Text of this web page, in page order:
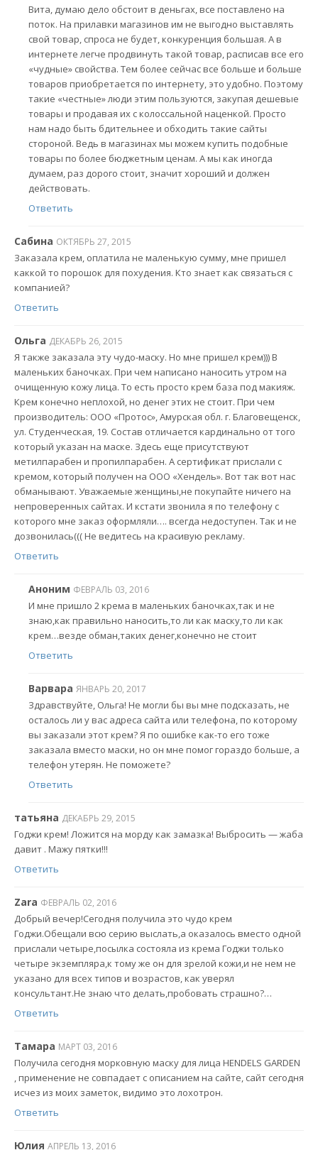
Вита, думаю дело обстоит в деньгах, все поставлено на
поток. На прилавки магазинов им не выгодно выставлять
свой товар, спроса не будет, конкуренция большая. А в
интернете легче продвинуть такой товар, расписав все его
«чудные» свойства. Тем более сейчас все больше и больше
товаров приобретается по интернету, это удобно. Поэтому
такие «честные» люди этим пользуются, закупая дешевые
товары и продавая их с колоссальной наценкой. Просто
нам надо быть бдительнее и обходить такие сайты
стороной. Ведь в магазинах мы можем купить подобные
товары по более бюджетным ценам. А мы как иногда
думаем, раз дорого стоит, значит хороший и должен
действовать.
Ответить
Сабина ОКТЯБРЬ 27, 2015
Заказала крем, оплатила не маленькую сумму, мне пришел
каккой то порошок для похудения. Кто знает как связаться с
компанией?
Ответить
Ольга ДЕКАБРЬ 26, 2015
Я также заказала эту чудо-маску. Но мне пришел крем))) В
маленьких баночках. При чем написано наносить утром на
очищенную кожу лица. То есть просто крем база под макияж.
Крем конечно неплохой, но денег этих не стоит. При чем
производитель: ООО «Протос», Амурская обл. г. Благовещенск,
ул. Студенческая, 19. Состав отличается кардинально от того
который указан на маске. Здесь еще присутствуют
метилпарабен и пропилпарабен. А сертификат прислали с
кремом, который получен на ООО «Хендель». Вот так вот нас
обманывают. Уважаемые женщины,не покупайте ничего на
непроверенных сайтах. И кстати звонила я по телефону с
которого мне заказ оформляли…. всегда недоступен. Так и не
дозвонилась((( Не ведитесь на красивую рекламу.
Ответить
Аноним ФЕВРАЛЬ 03, 2016
И мне пришло 2 крема в маленьких баночках,так и не
знаю,как правильно наносить,то ли как маску,то ли как
крем…везде обман,таких денег,конечно не стоит
Ответить
Варвара ЯНВАРЬ 20, 2017
Здравствуйте, Ольга! Не могли бы вы мне подсказать, не
осталось ли у вас адреса сайта или телефона, по которому
вы заказали этот крем? Я по ошибке как-то его тоже
заказала вместо маски, но он мне помог гораздо больше, а
телефон утерян. Не поможете?
Ответить
татьяна ДЕКАБРЬ 29, 2015
Годжи крем! Ложится на морду как замазка! Выбросить — жаба
давит . Мажу пятки!!!
Ответить
Zara ФЕВРАЛЬ 02, 2016
Добрый вечер!Сегодня получила это чудо крем
Годжи.Обещали всю серию выслать,а оказалось вместо одной
прислали четыре,посылка состояла из крема Годжи только
четыре экземпляра,к тому же он для зрелой кожи,и не нем не
указано для всех типов и возрастов, как уверял
консультант.Не знаю что делать,пробовать страшно?…
Ответить
Тамара МАРТ 03, 2016
Получила сегодня морковную маску для лица HENDELS GARDEN
, применение не совпадает с описанием на сайте, сайт сегодня
исчез из моих заметок, видимо это лохотрон.
Ответить
Юлия АПРЕЛЬ 13, 2016